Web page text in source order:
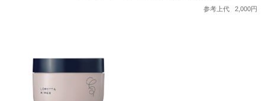
参考上代
2,000円